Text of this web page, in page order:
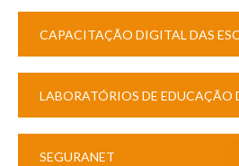
CAPACITAÇÃO DIGITAL DAS
LABORATÓRIOS DE EDUCAÇÃO
SEGURANET